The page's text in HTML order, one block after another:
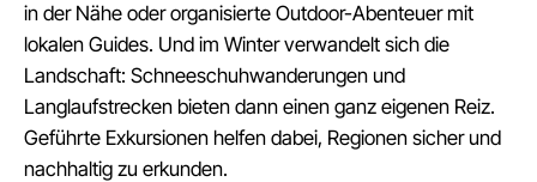
in der Nähe oder organisierte Outdoor-Abenteuer mit
lokalen Guides. Und im Winter verwandelt sich die
Landschaft: Schneeschuhwanderungen und
Langlaufstrecken bieten dann einen ganz eigenen Reiz.
Geführte Exkursionen helfen dabei, Regionen sicher und
nachhaltig zu erkunden.